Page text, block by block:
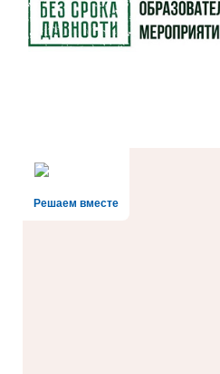
Решаем вместе